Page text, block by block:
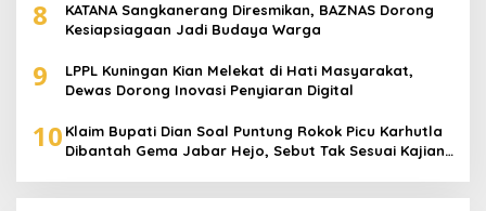
8
KATANA Sangkanerang Diresmikan, BAZNAS Dorong
Kesiapsiagaan Jadi Budaya Warga
9
LPPL Kuningan Kian Melekat di Hati Masyarakat,
Dewas Dorong Inovasi Penyiaran Digital
10 Klaim Bupati Dian Soal Puntung Rokok Picu Karhutla
Dibantah Gema Jabar Hejo, Sebut Tak Sesuai Kajian